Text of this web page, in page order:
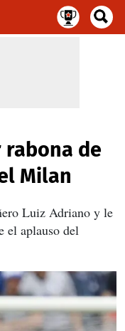
rabona de
Milan
Luiz Adriano y le
el aplauso del